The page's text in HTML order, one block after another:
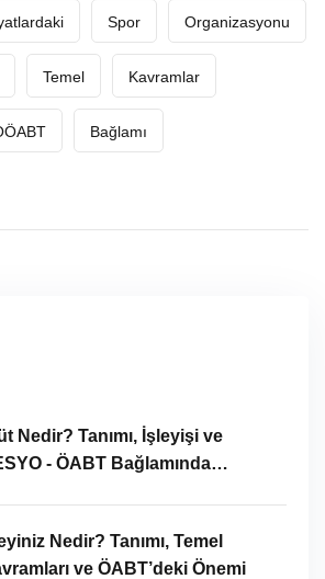
Spor Organizasyonu
Temel Kavramlar
Bağlamı
Nedir? Tanımı, İşleyişi ve
- ÖABT Bağlamında
Nedir? Tanımı, Temel
ve ÖABT’deki Önemi